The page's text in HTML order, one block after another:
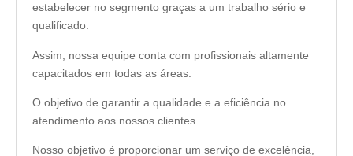
estabelecer no segmento graças a um trabalho sério e
qualificado.
Assim, nossa equipe conta com profissionais altamente
capacitados em todas as áreas.
O objetivo de garantir a qualidade e a eficiência no
atendimento aos nossos clientes.
Nosso objetivo é proporcionar um serviço de excelência,